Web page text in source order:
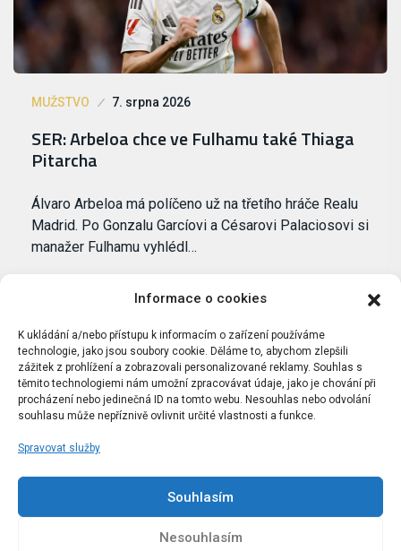
Informace o cookies
K ukládání a/nebo přístupu k informacím o zařízení používáme
technologie, jako jsou soubory cookie. Děláme to, abychom zlepšili
zážitek z prohlížení a zobrazovali personalizované reklamy. Souhlas s
těmito technologiemi nám umožní zpracovávat údaje, jako je chování při
procházení nebo jedinečná ID na tomto webu. Nesouhlas nebo odvolání
souhlasu může nepříznivě ovlivnit určité vlastnosti a funkce.
Spravovat služby
Souhlasím
Nesouhlasím
MUŽSTVO 7. srpna 2026
SER: Arbeloa chce ve Fulhamu také Thiaga
Pitarcha
Álvaro Arbeloa má políčeno už na třetího hráče Realu
Madrid. Po Gonzalu Garcíovi a Césarovi Palaciosovi si
manažer Fulhamu vyhlédl…